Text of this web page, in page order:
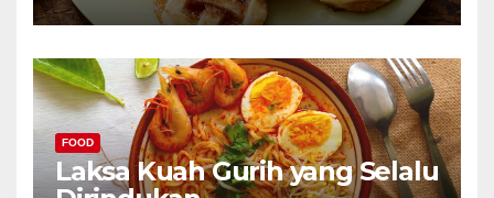
FOOD
Laksa Kuah Gurih yang Selalu